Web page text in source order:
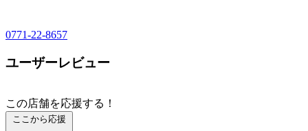
0771-22-8657
ユーザーレビュー
この店舗を応援する！
ここから応援